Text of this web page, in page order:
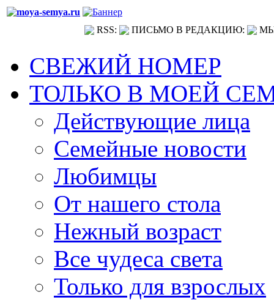
RSS: ПИСЬМО В РЕДАКЦИЮ:
СВЕЖИЙ НОМЕР
ТОЛЬКО В МОЕЙ
Действующие лица
Семейные новости
Любимцы
От нашего стола
Нежный возраст
Все чудеса света
Только для взрослых